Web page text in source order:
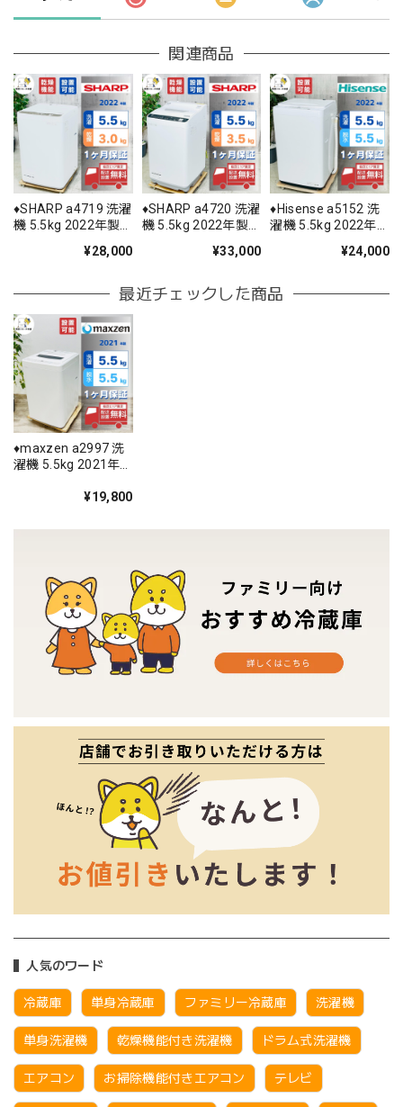
人気のワード
冷蔵庫 単身冷蔵庫 ファミリー冷蔵庫 洗濯機
単身洗濯機 乾燥機能付き洗濯機 ドラム式洗濯機
エアコン お掃除機能付きエアコン テレビ
関連商品
♦️SHARP a4719 洗濯
機 5.5kg 2022年製
¥28,000
♦️SHARP a4720 洗濯
機 5.5kg 2022年製
¥33,000
♦️Hisense a5152 洗
濯機 5.5kg 2022年
¥24,000
最近チェックした商品
♦️maxzen a2997 洗
濯機 5.5kg 2021年
¥19,800